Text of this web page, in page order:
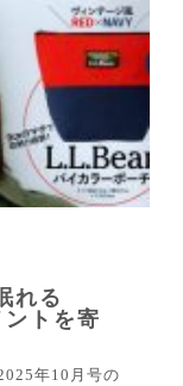
れる
トを寄
年10月号の